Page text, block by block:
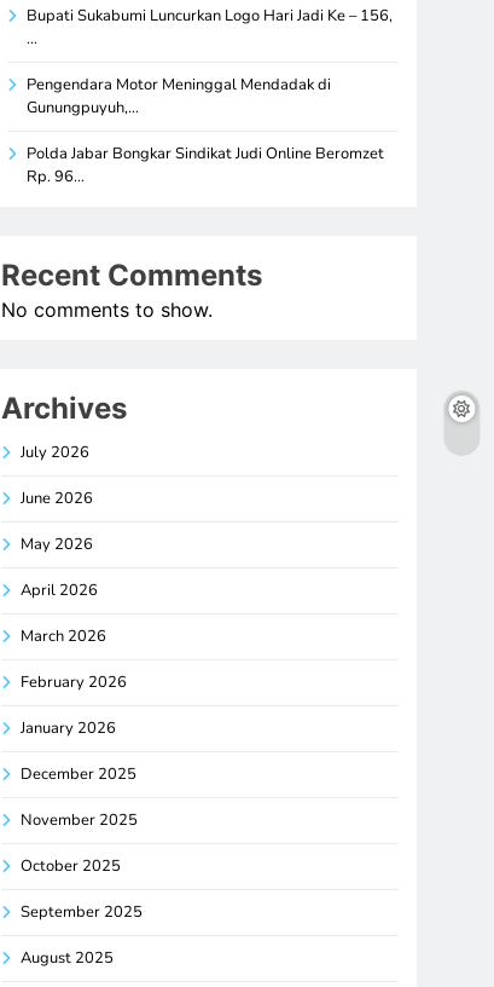
Bupati Sukabumi Luncurkan Logo Hari Jadi Ke – 156,
…
Pengendara Motor Meninggal Mendadak di
Gunungpuyuh,…
Polda Jabar Bongkar Sindikat Judi Online Beromzet
Rp. 96…
Recent Comments
No comments to show.
Archives
July 2026
June 2026
May 2026
April 2026
March 2026
February 2026
January 2026
December 2025
November 2025
October 2025
September 2025
August 2025